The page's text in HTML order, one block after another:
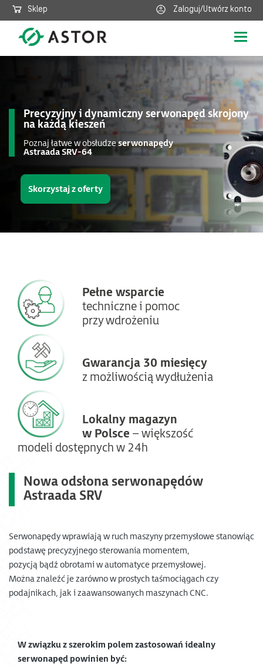
Sklep Zaloguj/Utwórz konto
Precyzyjny i dynamiczny serwonapęd skrojony
na każdą kieszeń
Poznaj łatwe w obsłudzeserwonapędy
Astraada SRV-64
Skorzystaj z oferty
Pełne wsparcie
techniczne i pomoc
przy wdrożeniu
Gwarancja 30 miesięcy
z możliwością wydłużenia
Lokalny magazyn
w Polsce – większość
modeli dostępnych w 24h
Nowa odsłona serwonapędów
Astraada SRV
Serwonapędy wprawiają w ruch maszyny przemysłowe stanowiąc
podstawę precyzyjnego sterowania momentem,
pozycją bądź obrotami w automatyce przemysłowej.
Można znaleźć je zarówno w prostych taśmociągach czy
podajnikach, jak i zaawansowanych maszynach CNC.
W związku z szerokim polem zastosowań idealny
serwonapęd powinien być: